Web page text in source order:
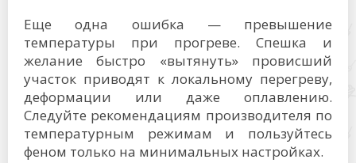
Еще одна ошибка — превышение
температуры при прогреве. Спешка и
желание быстро «вытянуть» провисший
участок приводят к локальному перегреву,
деформации или даже оплавлению.
Следуйте рекомендациям производителя по
температурным режимам и пользуйтесь
феном только на минимальных настройках.